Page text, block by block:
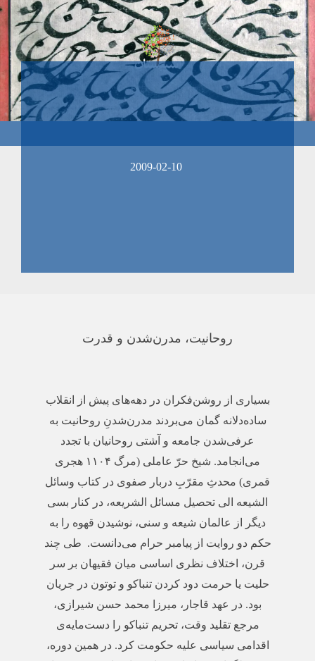
2009-02-10
روحانیت، مدرن‌شدن و قدرت
بسیاری از روشن‌فکران در دهه‌های پیش از انقلاب
ساده‌دلانه گمان می‌بردند مدرن‌شدنِ روحانیت به
عرفی‌شدن جامعه و آشتی روحانیان با تجدد
می‌انجامد. شیخ حرّ عاملی (مرگ ۱۱۰۴ هجری
قمری) محدثِ مقرّبِ دربار صفوی در کتاب وسائل
الشیعه الی تحصیل مسائل الشریعه، در کنار بسی
دیگر از عالمان شیعه و سنی، نوشیدن قهوه را به
حکم دو روایت از پیامبر حرام می‌دانست. طی چند
قرن، اختلاف نظری اساسی میان فقیهان بر سر
حلیت یا حرمت دود کردن تنباکو و توتون در جریان
بود. در عهد قاجار، میرزا محمد حسن شیرازی،
مرجع تقلید وقت، تحریم تنباکو را دست‌مایه‌ی
اقدامی سیاسی علیه حکومت کرد. در همین دوره،